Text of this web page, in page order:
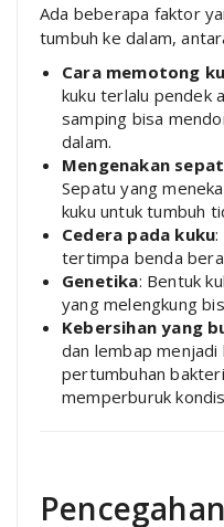
Ada beberapa faktor
tumbuh ke dalam,
Cara memotong
kuku terlalu pendek
samping bisa
dalam.
Mengenakan
Sepatu yang
kuku untuk tumbuh
Cedera pada kuku:
tertimpa benda
Genetika: Bentuk
yang melengkung
Kebersihan yang
dan lembap menjadi
pertumbuhan
memperburuk
Pencegahan